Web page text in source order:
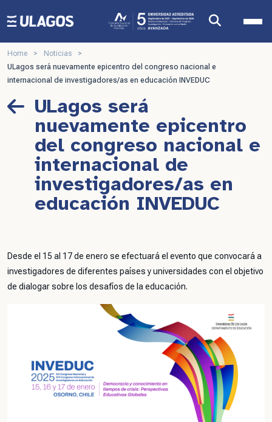
Ulagos Template
Home > Noticias
>
ULagos será nuevamente epicentro del congreso nacional e
internacional de investigadores/as en educación INVEDUC
ULagos será
nuevamente epicentro
del congreso nacional e
internacional de
investigadores/as en
educación INVEDUC
Desde el 15 al 17 de enero se efectuará el evento que convocará a
investigadores de diferentes países y universidades con el objetivo
de dialogar sobre los desafíos de la educación.